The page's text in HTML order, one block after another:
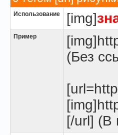
Использование [img]
Пример
(Без
[/url] (В